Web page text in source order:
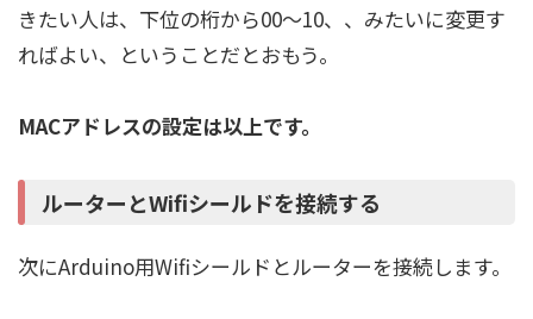
きたい人は、下位の桁から00～10、、みたいに変更す
ればよい、ということだとおもう。
MACアドレスの設定は以上です。
ルーターとWifiシールドを接続する
次にArduino用Wifiシールドとルーターを接続します。